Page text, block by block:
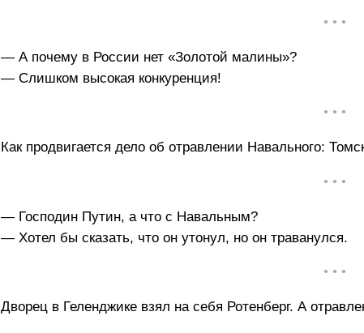
• • •
— А почему в России нет «Золотой малины»?
— Слишком высокая конкуренция!
• • •
Как продвигается дело об отравлении Навального:
• • •
— Господин Путин, а что с Навальным?
— Хотел бы сказать, что он утонул, но он траванулся.
• • •
Дворец в Геленджике взял на себя Ротенберг. А